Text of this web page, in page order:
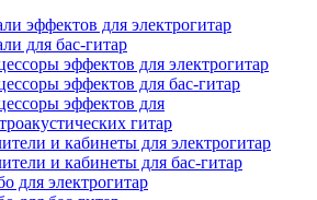
эффектов для электрогитар
для бас-гитар
эффектов для электрогитар
эффектов для бас-гитар
эффектов для
гитар
и кабинеты для электрогитар
и кабинеты для бас-гитар
для электрогитар